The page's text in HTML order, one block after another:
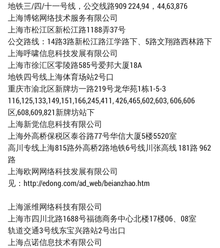
地铁三/四/十一号线，公交线路909 224,94，44,63,876
上海博铭网络技术服务有限公司
上海市松江区新松江路1188弄37号
公交路线：14路3路新松江路江学路下、5路文翔路西林路下
上海呼啸信息科技发展有限公司
上海市徐汇区零陵路585号爱邦大厦18A
地铁四号线上海体育场站2号口
重庆市渝北区新牌坊一路219号龙华苑1栋1-5-3
116,125,133,149,151,166,245,411, 426,465,602,603, 606,606
区,608,609,821新牌坊站下
上海新觉信息科技有限公司
上海外高桥保税区泰谷路77号华信大厦5楼5520室
高川专线上海815路外高桥2路地铁6号线川张高线 181路 962
路
上海欧网网络科技发展有限公司
见：http://edong.com/ad_web/beianzhao.htm
上海派维网络科技有限公司
上海市四川北路1688号福德商务中心北楼17楼06、08室
轨道交通3号线东宝兴路站2号出口
上海点诺信息技术有限公司